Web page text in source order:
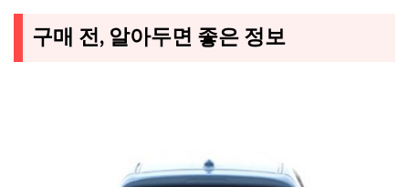
구매 전, 알아두면 좋은 정보